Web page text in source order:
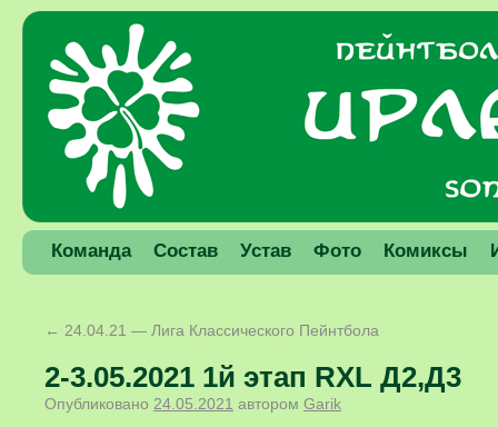
Команда Состав Устав Фото Комиксы
← 24.04.21 — Лига Классического Пейнтбола
2-3.05.2021 1й этап RXL Д2,Д3
Опубликовано 24.05.2021 автором Garik